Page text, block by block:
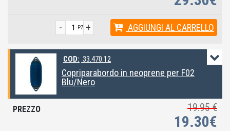
+
- PZ AGGIUNGI AL CARRELLO
COD: 33.470.12
Copriparabordo in neoprene per F02
Blu/Nero
19.95 €
19.30€